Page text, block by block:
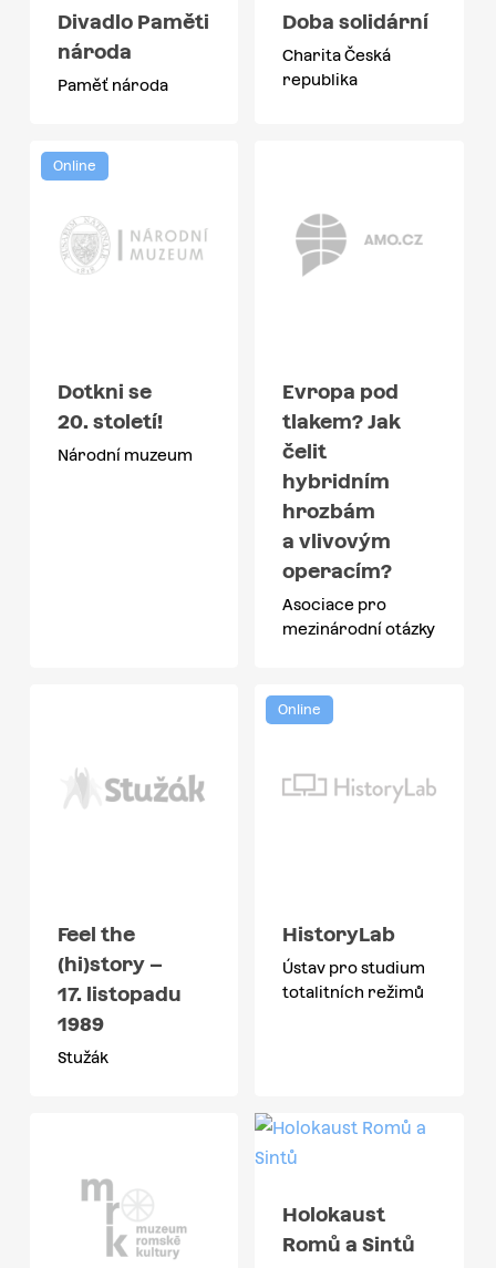
Divadlo Paměti
národa
Paměť národa
Doba solidární
Charita Česká
republika
Online
Dotkni se
20. století!
Národní muzeum
Evropa pod
tlakem? Jak
čelit
hybridním
hrozbám
a vlivovým
operacím?
Asociace pro
mezinárodní otázky
Feel the
(hi)story –
17. listopadu
1989
Stužák
Online
HistoryLab
Ústav pro studium
totalitních režimů
Holokaust
Romů a Sintů